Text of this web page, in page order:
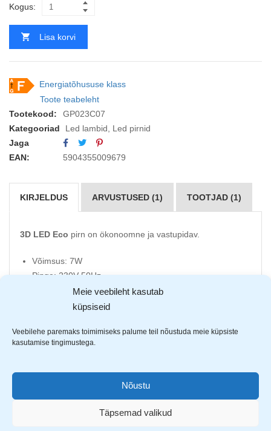
Meie veebileht kasutab
küpsiseid
Veebilehe paremaks toimimiseks palume teil nõustuda meie küpsiste
kasutamise tingimustega.
Nõustu
Täpsemad valikud
Kogus:
Lisa korvi
Energiatõhususe klass
Toote teabeleht
Tootekood:
GP023C07
Kategooriad
Led lambid
Led pirnid
Jaga
EAN:
5904355009679
KIRJELDUS ARVUSTUSED (1) TOOTJAD (1)
3D LED Eco pirn on ökonoomne ja vastupidav.
Võimsus: 7W
Pinge: 230V 50Hz
Valgustugevus: 620 luumenit
Sokkel: E27
Kestvus: 17 000h
Sisse- ja väljalülitamis kordade arv: 15 000
Mõõdud: laius 60mm ja pikkus 108mm
LED pirnide eelised: